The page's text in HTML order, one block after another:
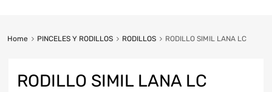
Home PINCELES Y RODILLOS RODILLOS RODILLO SIMIL LANA LC
RODILLO SIMIL LANA LC